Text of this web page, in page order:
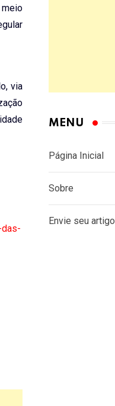
via
MENU
Página Inicial
Sobre
Envie seu artigo